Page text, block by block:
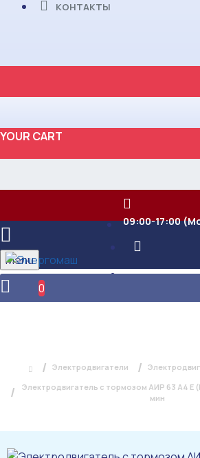
КОНТАКТЫ
YOUR CART
09:00-17:00
Menu
0
Электродвигатели
Электродвигатель с тормозом АИР 63 А4 Е
мин